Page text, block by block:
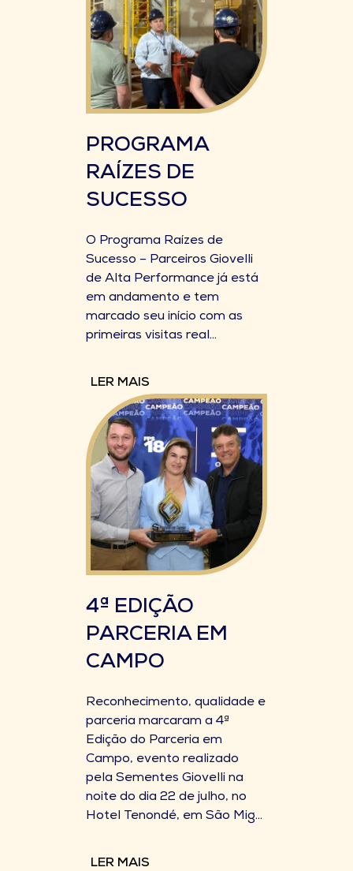
PROGRAMA
RAÍZES DE
SUCESSO
O Programa Raízes de
Sucesso – Parceiros Giovelli
de Alta Performance já está
em andamento e tem
marcado seu início com as
primeiras visitas real...
LER MAIS
4ª EDIÇÃO
PARCERIA EM
CAMPO
Reconhecimento, qualidade e
parceria marcaram a 4ª
Edição do Parceria em
Campo, evento realizado
pela Sementes Giovelli na
noite do dia 22 de julho, no
Hotel Tenondé, em São Mig...
LER MAIS